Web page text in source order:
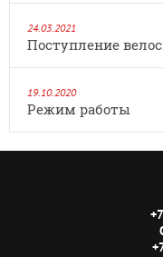
24.03.2021
Поступление
19.10.2020
Режим работы